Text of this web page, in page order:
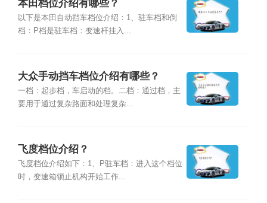
本田档位介绍有哪些？
以下是本田自动挡车档位介绍：1、驻车档和倒
档：P档是驻车档：变速杆挂入...
大众手动挡车档位介绍有哪些？
一档：起步档，车启动的档。二档：通过档，主
要用于通过复杂路面和处理复杂...
飞度档位介绍？
飞度档位介绍如下：1、P驻车档：进入这个档位
时，变速箱锁止机构开始工作...